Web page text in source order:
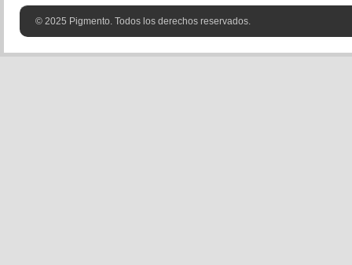
© 2025 Pigmento. Todos los derechos reservados.